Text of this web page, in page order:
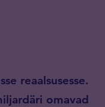
reaalsusesse.
omavad